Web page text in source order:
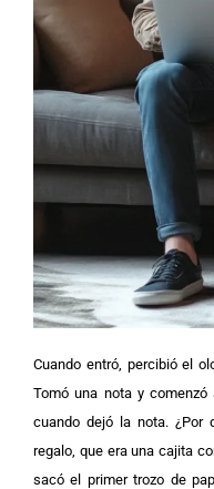
Cuando entró, percibió el
Tomó una nota y
cuando dejó la nota. ¿Por
regalo, que era una cajita
sacó el primer trozo de